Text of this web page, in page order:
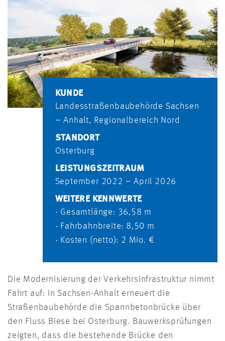
KONTAKT
KUNDE
Landesstraßenbaubehörde Sachsen
– Anhalt, Regionalbereich Nord
STANDORT
Osterburg
LEISTUNGSZEITRAUM
September 2022 – April 2026
WEITERE KENNWERTE
- Gesamtlänge: 36,58 m
- Fahrbahnbreite: 8,50 m
- Kosten (netto): 2 Mio. €
Die Modernisierung der Verkehrsinfrastruktur nimmt
Fahrt auf: In Sachsen-Anhalt erneuert die
Straßenbaubehörde die Spannbetonbrücke über
den Fluss Biese bei Osterburg. Bauwerksprüfungen
zeigten, dass die bestehende Brücke den